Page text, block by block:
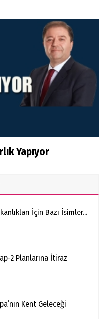
Yapıyor
İçin Bazı İsimler...
2 Planlarına İtiraz
Kent Geleceği